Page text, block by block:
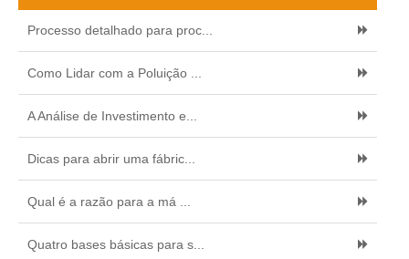
Processo detalhado para proc...
Como Lidar com a Poluição ...
A Análise de Investimento e...
Dicas para abrir uma fábric...
Qual é a razão para a má ...
Quatro bases básicas para s...